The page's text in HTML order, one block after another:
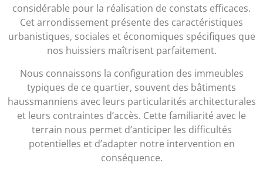
considérable pour la réalisation de constats efficaces.
Cet arrondissement présente des caractéristiques
urbanistiques, sociales et économiques spécifiques que
nos huissiers maîtrisent parfaitement.
Nous connaissons la configuration des immeubles
typiques de ce quartier, souvent des bâtiments
haussmanniens avec leurs particularités architecturales
et leurs contraintes d’accès. Cette familiarité avec le
terrain nous permet d’anticiper les difficultés
potentielles et d’adapter notre intervention en
conséquence.